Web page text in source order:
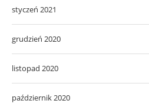
styczeń 2021
grudzień 2020
listopad 2020
październik 2020